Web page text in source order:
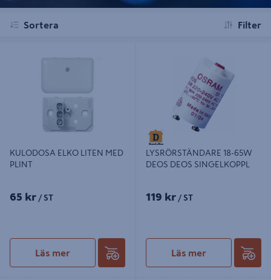
Sortera Filter
KULODOSA ELKO LITEN MED
PLINT
65 kr / ST
Läs mer
LYSRÖRSTÄNDARE 18-65W
DEOS DEOS SINGELKOPPL
119 kr / ST
Läs mer